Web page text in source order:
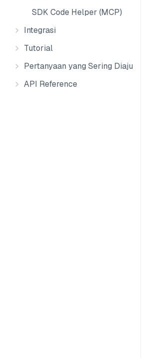
SDK Code Helper (MCP)
Integrasi
Tutorial
Pertanyaan yang Sering Diajukan
API Reference